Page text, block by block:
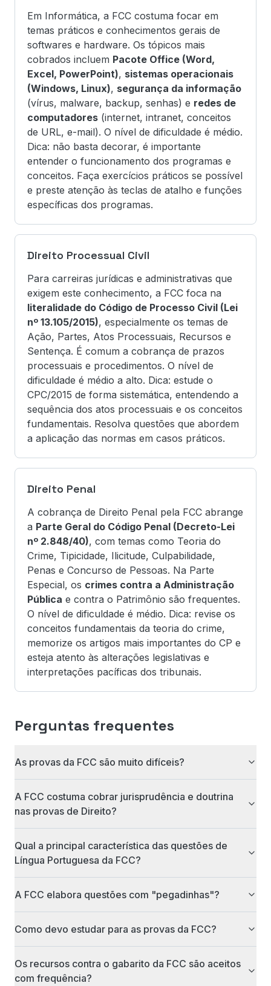
Em Informática, a FCC costuma focar em
temas práticos e conhecimentos gerais de
softwares e hardware. Os tópicos mais
cobrados incluem Pacote Office (Word,
Excel, PowerPoint), sistemas operacionais
(Windows, Linux), segurança da informação
(vírus, malware, backup, senhas) e redes de
computadores (internet, intranet, conceitos
de URL, e-mail). O nível de dificuldade é médio.
Dica: não basta decorar, é importante
entender o funcionamento dos programas e
conceitos. Faça exercícios práticos se possível
e preste atenção às teclas de atalho e funções
específicas dos programas.
Direito Processual Civil
Para carreiras jurídicas e administrativas que
exigem este conhecimento, a FCC foca na
literalidade do Código de Processo Civil (Lei
nº 13.105/2015), especialmente os temas de
Ação, Partes, Atos Processuais, Recursos e
Sentença. É comum a cobrança de prazos
processuais e procedimentos. O nível de
dificuldade é médio a alto. Dica: estude o
CPC/2015 de forma sistemática, entendendo a
sequência dos atos processuais e os conceitos
fundamentais. Resolva questões que abordem
a aplicação das normas em casos práticos.
Direito Penal
A cobrança de Direito Penal pela FCC abrange
a Parte Geral do Código Penal (Decreto-Lei
nº 2.848/40), com temas como Teoria do
Crime, Tipicidade, Ilicitude, Culpabilidade,
Penas e Concurso de Pessoas. Na Parte
Especial, os crimes contra a Administração
Pública e contra o Patrimônio são frequentes.
O nível de dificuldade é médio. Dica: revise os
conceitos fundamentais da teoria do crime,
memorize os artigos mais importantes do CP e
esteja atento às alterações legislativas e
interpretações pacíficas dos tribunais.
Perguntas frequentes
As provas da FCC são muito difíceis?
A FCC costuma cobrar jurisprudência e doutrina
nas provas de Direito?
Qual a principal característica das questões de
Língua Portuguesa da FCC?
A FCC elabora questões com "pegadinhas"?
Como devo estudar para as provas da FCC?
Os recursos contra o gabarito da FCC são aceitos
com frequência?